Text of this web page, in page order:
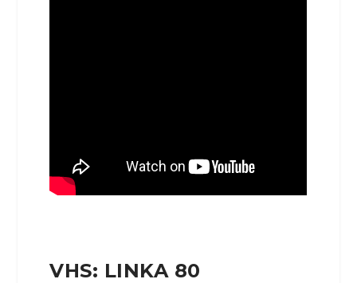
VHS: LINKA 80